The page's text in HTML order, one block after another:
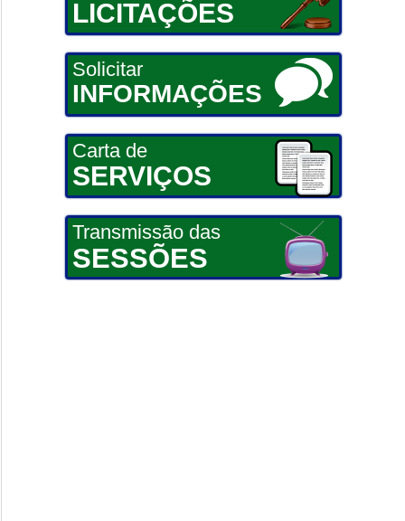
LICITAÇÕES
Solicitar
INFORMAÇÕES
Carta de
SERVIÇOS
Transmissão das
SESSÕES